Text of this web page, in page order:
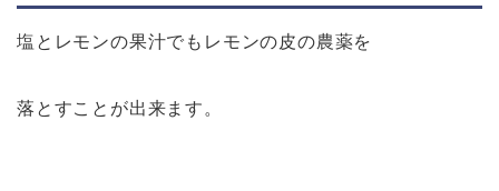
塩とレモンの果汁でもレモンの皮の農薬を
落とすことが出来ます。